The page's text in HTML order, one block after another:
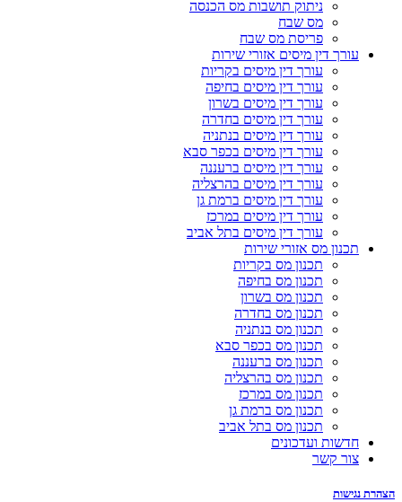
ניתוק תושבות מס הכנסה
מס שבח
פריסת מס שבח
עורך דין מיסים אזורי שירות
עורך דין מיסים בקריות
עורך דין מיסים בחיפה
עורך דין מיסים בשרון
עורך דין מיסים בחדרה
עורך דין מיסים בנתניה
עורך דין מיסים בכפר סבא
עורך דין מיסים ברעננה
עורך דין מיסים בהרצליה
עורך דין מיסים ברמת גן
עורך דין מיסים במרכז
עורך דין מיסים בתל אביב
תכנון מס אזורי שירות
תכנון מס בקריות
תכנון מס בחיפה
תכנון מס בשרון
תכנון מס בחדרה
תכנון מס בנתניה
תכנון מס בכפר סבא
תכנון מס ברעננה
תכנון מס בהרצליה
תכנון מס במרכז
תכנון מס ברמת גן
תכנון מס בתל אביב
חדשות ועדכונים
צור קשר
הצהרת נגישות